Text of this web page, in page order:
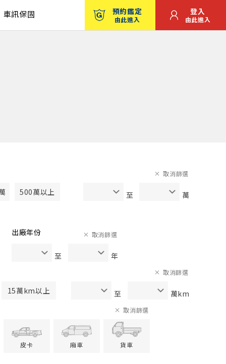
車訊保固 預約鑑定
由此進入
登入
由此進入
500萬以上 至 萬
取消篩選
出廠年份
至 年
取消篩選
15萬km以上 至 萬km
取消篩選
皮卡 廂車 貨車
取消篩選